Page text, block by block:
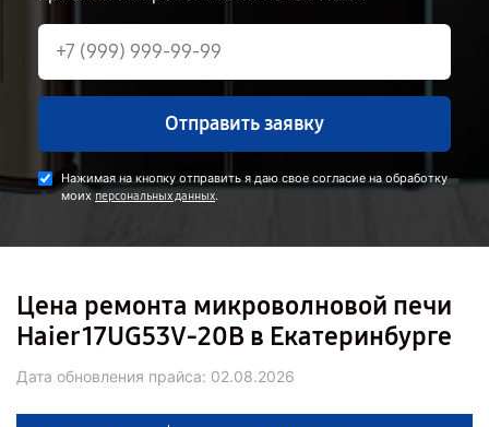
Отправить заявку
Нажимая на кнопку отправить я даю свое согласие на обработку
моих персональных данных.
Цена ремонта микроволновой печи
Haier 17UG53V-20B в Екатеринбурге
Дата обновления прайса: 02.08.2026